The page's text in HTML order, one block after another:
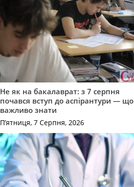
Не як на бакалаврат: з 7 серпня
почався вступ до аспірантури — що
важливо знати
П’ятниця, 7 Серпня, 2026